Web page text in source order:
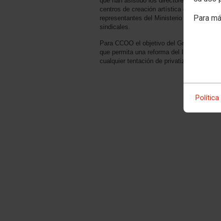
Para
centros de creación artística del INAEM,
representantes del Ministerio de Cultura
sindicales.
Para CCOO el objetivo del Grupo de
que permita una reforma del INAEM, que
cualquier tentación de privatización de